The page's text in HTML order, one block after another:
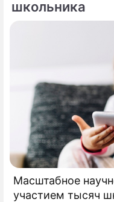
школьника
Масштабное
участием тысяч